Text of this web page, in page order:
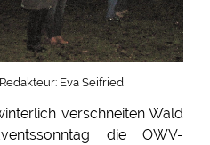
Eva Seifried
verschneiten Wald
die OWV-